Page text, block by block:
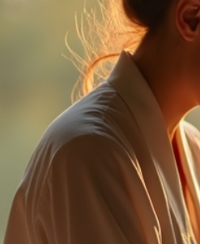
sonia.reiki50@gmail.com